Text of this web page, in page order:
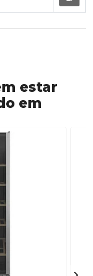
estar
em